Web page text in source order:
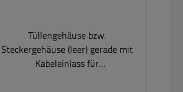
Tüllengehäuse bzw.
Steckergehäuse (leer) gerade mit
Kabeleinlass für